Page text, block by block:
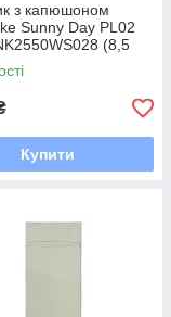
з капюшоном
Sunny Day PL02
(8,5
brown-green
Купити